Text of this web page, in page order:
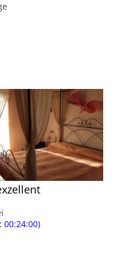
00:24:00)